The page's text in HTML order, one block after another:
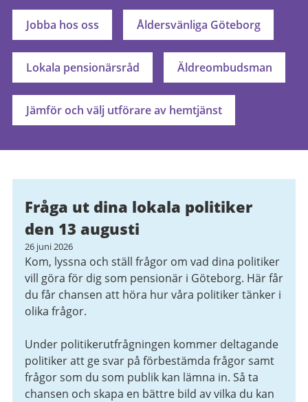
Jobba hos oss Åldersvänliga Göteborg
Lokala pensionärsråd Äldreombudsman
Jämför och välj utförare av hemtjänst
Fråga ut dina lokala politiker
den 13 augusti
26 juni 2026
Kom, lyssna och ställ frågor om vad dina politiker
vill göra för dig som pensionär i Göteborg. Här får
du får chansen att höra hur våra politiker tänker i
olika frågor.
Under politikerutfrågningen kommer deltagande
politiker att ge svar på förbestämda frågor samt
frågor som du som publik kan lämna in. Så ta
chansen och skapa en bättre bild av vilka du kan